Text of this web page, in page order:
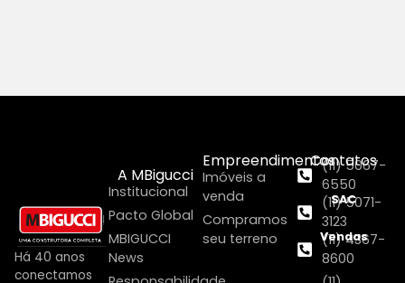
Há 40 anos
conectamos
A MBigucci
Institucional
Pacto Global
MBIGUCCI
News
Empreendimentos
Imóveis a
venda
Compramos
seu terreno
Contatos
(11) 5067-
6550
SAC
(11) 5071-
3123
Vendas
(11) 4367-
8600